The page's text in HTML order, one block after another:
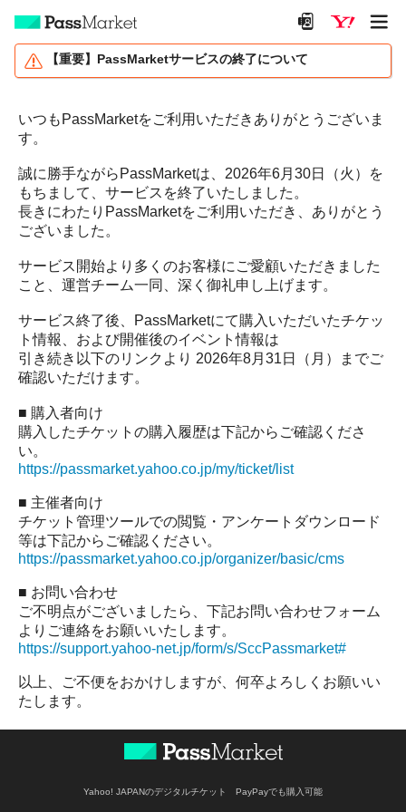
【重要】PassMarketサービスの終了について
いつもPassMarketをご利用いただきありがとうございま
す。
誠に勝手ながらPassMarketは、2026年6月30日（火）を
もちまして、サービスを終了いたしました。
長きにわたりPassMarketをご利用いただき、ありがとう
ございました。
サービス開始より多くのお客様にご愛顧いただきました
こと、運営チーム一同、深く御礼申し上げます。
サービス終了後、PassMarketにて購入いただいたチケッ
ト情報、および開催後のイベント情報は
引き続き以下のリンクより 2026年8月31日（月）までご
確認いただけます。
■ 購入者向け
購入したチケットの購入履歴は下記からご確認くださ
い。
https://passmarket.yahoo.co.jp/my/ticket/list
■ 主催者向け
チケット管理ツールでの閲覧・アンケートダウンロード
等は下記からご確認ください。
https://passmarket.yahoo.co.jp/organizer/basic/cms
■ お問い合わせ
ご不明点がございましたら、下記お問い合わせフォーム
よりご連絡をお願いいたします。
https://support.yahoo-net.jp/form/s/SccPassmarket#
以上、ご不便をおかけしますが、何卒よろしくお願いい
たします。
Yahoo! JAPANのデジタルチケット PayPayでも購入可能